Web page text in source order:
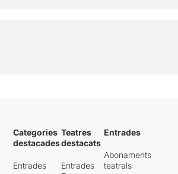
Categories
destacades
Entrades
Teatres
destacats
Entrades
Entrades
Abonaments
teatrals